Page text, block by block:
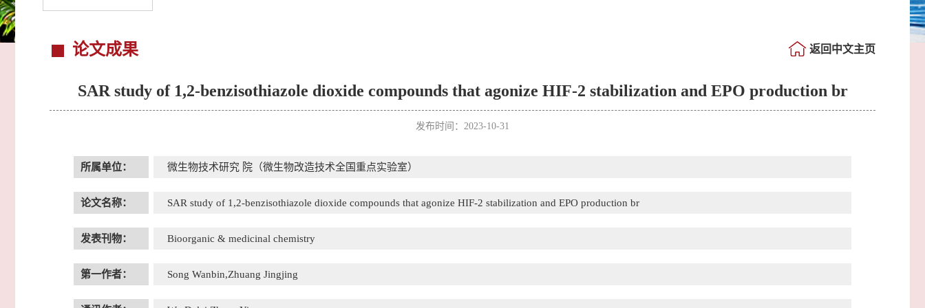
论文成果 返回中文主页
SAR study of 1,2-benzisothiazole dioxide compounds that agonize HIF-2 stabilization and EPO production br
发布时间：2023-10-31
所属单位： 微生物技术研究 院（微生物改造技术全国重点实验室）
论文名称： SAR study of 1,2-benzisothiazole dioxide compounds that agonize HIF-2 stabilization and EPO production br
发表刊物： Bioorganic & medicinal chemistry
第一作者： Song Wanbin,Zhuang Jingjing